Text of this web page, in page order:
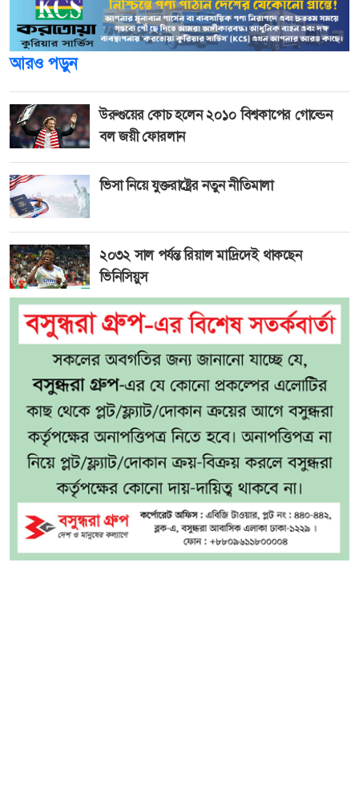
আরও পড়ুন
উরুগুয়ের কোচ হলেন ২০১০ বিশ্বকাপের গোল্ডেন
বল জয়ী ফোরলান
ভিসা নিয়ে যুক্তরাষ্ট্রের নতুন নীতিমালা
২০৩২ সাল পর্যন্ত রিয়াল মাদ্রিদেই থাকছেন
ভিনিসিয়ুস